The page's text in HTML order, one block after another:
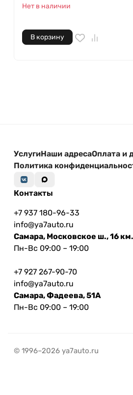
Нет в наличии
В корзину
УслугиНаши адресаОплата и
Политика
Контакты
+7 937 180-96-33
info@ya7auto.ru
Самара, Московское ш., 16
Пн-Вс 09:00 – 19:00
+7 927 267-90-70
info@ya7auto.ru
Самара, Фадеева, 51А
Пн-Вс 09:00 – 19:00
© 1996–2026 ya7auto.ru